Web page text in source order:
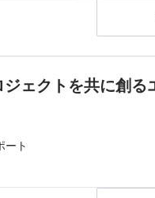
ェクトを共に創る
ート